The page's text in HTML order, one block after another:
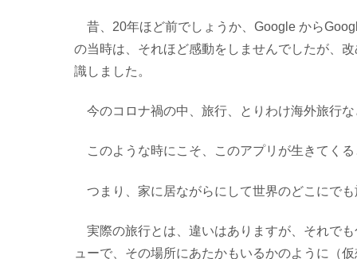
昔、20年ほど前でしょうか、Google から
の当時は、それほど感動をしませんでしたが、
識しました。
今のコロナ禍の中、旅行、とりわけ海外旅行
このような時にこそ、このアプリが生きてく
つまり、家に居ながらにして世界のどこにで
実際の旅行とは、違いはありますが、それで
ューで、その場所にあたかもいるかのように（